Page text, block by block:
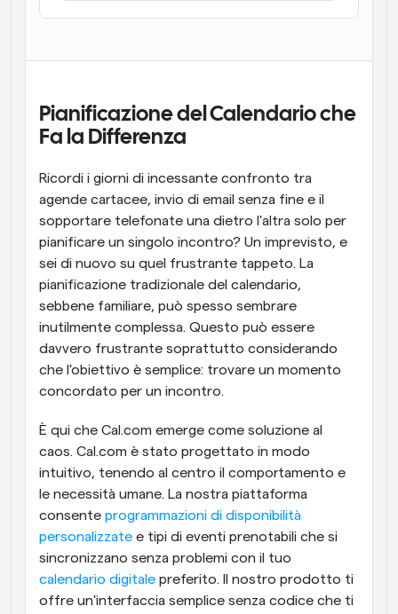
Programmazione potenziata con chiamate
supportate dall'IA
Rimani aggiornato con le ultime notizie e aggiornamenti
Incontrare i clienti in pochi minuti
Link di Gruppo Dinamico
Prenota senza sforzo riunioni con più persone
Webhook
Ricevi una notifica quando succede qualcosa
Pianificazione del Calendario che
Fa la Differenza
Ricordi i giorni di incessante confronto tra
agende cartacee, invio di email senza fine e il
sopportare telefonate una dietro l'altra solo per
pianificare un singolo incontro? Un imprevisto, e
sei di nuovo su quel frustrante tappeto. La
pianificazione tradizionale del calendario,
sebbene familiare, può spesso sembrare
inutilmente complessa. Questo può essere
davvero frustrante soprattutto considerando
che l'obiettivo è semplice: trovare un momento
concordato per un incontro.
È qui che Cal.com emerge come soluzione al
caos. Cal.com è stato progettato in modo
intuitivo, tenendo al centro il comportamento e
le necessità umane. La nostra piattaforma
consente programmazioni di disponibilità
personalizzate e tipi di eventi prenotabili che si
calendario digitale preferito. Il nostro prodotto ti
offre un'interfaccia semplice senza codice che ti